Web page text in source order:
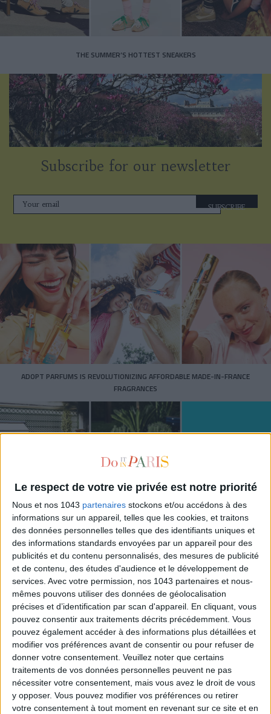
Le respect de votre vie privée est notre priorité
Nous et nos 1043 partenaires stockons et/ou accédons à des
informations sur un appareil, telles que les cookies, et traitons
des données personnelles telles que des identifiants uniques et
des informations standards envoyées par un appareil pour des
publicités et du contenu personnalisés, des mesures de publicité
et de contenu, des études d'audience et le développement de
services. Avec votre permission, nos 1043 partenaires et nous-
mêmes pouvons utiliser des données de géolocalisation
précises et d’identification par scan d'appareil. En cliquant, vous
pouvez consentir aux traitements décrits précédemment. Vous
pouvez également accéder à des informations plus détaillées et
modifier vos préférences avant de consentir ou pour refuser de
donner votre consentement. Veuillez noter que certains
traitements de vos données personnelles peuvent ne pas
nécessiter votre consentement, mais vous avez le droit de vous
y opposer. Vous pouvez modifier vos préférences ou retirer
votre consentement à tout moment en revenant sur ce site et en
THE SUMMER’S HOTTEST SNEAKERS
Subscribe for our newsletter
SUBSCRIBE
ADOPT PARFUMS IS REVOLUTIONIZING AFFORDABLE MADE-IN-FRANCE
FRAGRANCES
15 IDEAS FOR ENJOYING AUGUST IN PARIS
SPF 50 SUNSCREENS YOU'LL ACTUALLY WANT TO SLATHER ON